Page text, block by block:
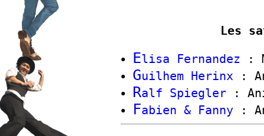
Les
Elisa Fernandez :
Guilhem Herinx :
Ralf Spiegler :
Fabien & Fanny :